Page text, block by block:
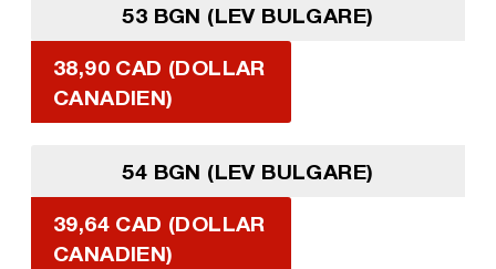
53 BGN (LEV BULGARE)
38,90 CAD (DOLLAR
CANADIEN)
54 BGN (LEV BULGARE)
39,64 CAD (DOLLAR
CANADIEN)